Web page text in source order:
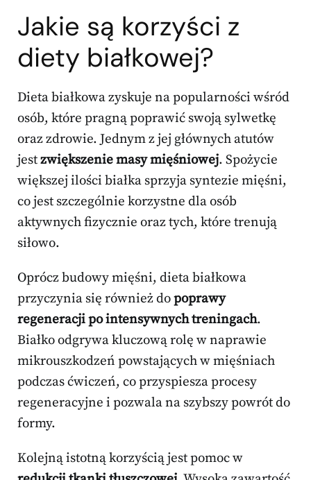
Jakie są korzyści z
diety białkowej?
Dieta białkowa zyskuje na popularności wśród
osób, które pragną poprawić swoją sylwetkę
oraz zdrowie. Jednym z jej głównych atutów
jestzwiększenie masy mięśniowej. Spożycie
większej ilości białka sprzyja syntezie mięśni,
co jest szczególnie korzystne dla osób
aktywnych fizycznie oraz tych, które trenują
siłowo.
Oprócz budowy mięśni, dieta białkowa
przyczynia się również dopoprawy
regeneracji po intensywnych treningach.
Białko odgrywa kluczową rolę w naprawie
mikrouszkodzeń powstających w mięśniach
podczas ćwiczeń, co przyspiesza procesy
regeneracyjne i pozwala na szybszy powrót do
formy.
Kolejną istotną korzyścią jest pomoc w